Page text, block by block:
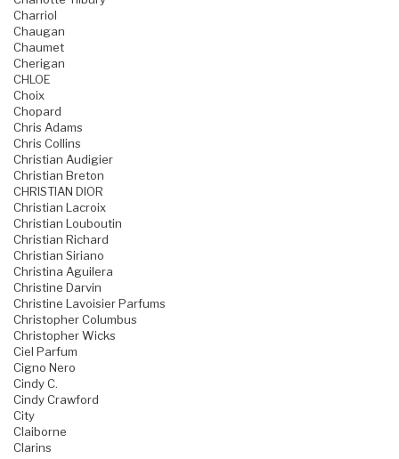
Charriol
Chaugan
Chaumet
Cherigan
CHLOE
Choix
Chopard
Chris Adams
Chris Collins
Christian Audigier
Christian Breton
CHRISTIAN DIOR
Christian Lacroix
Christian Louboutin
Christian Richard
Christian Siriano
Christina Aguilera
Christine Darvin
Christine Lavoisier Parfums
Christopher Columbus
Christopher Wicks
Ciel Parfum
Cigno Nero
Cindy C.
Cindy Crawford
City
Claiborne
Clarins